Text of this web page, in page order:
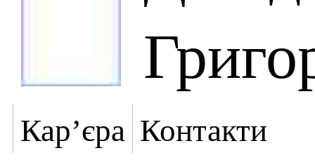
Кар’єра Контакти